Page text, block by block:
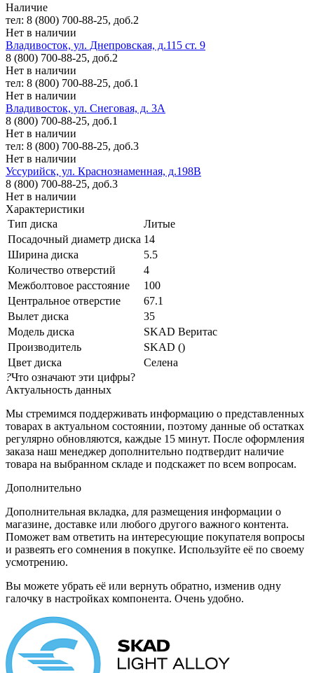
Наличие
тел: 8 (800) 700-88-25, доб.2
Нет в наличии
Владивосток, ул. Днепровская, д.115 ст. 9
8 (800) 700-88-25, доб.2
Нет в наличии
тел: 8 (800) 700-88-25, доб.1
Нет в наличии
Владивосток, ул. Снеговая, д. 3А
8 (800) 700-88-25, доб.1
Нет в наличии
тел: 8 (800) 700-88-25, доб.3
Нет в наличии
Уссурийск, ул. Краснознаменная, д.198В
8 (800) 700-88-25, доб.3
Нет в наличии
Характеристики
Тип диска
Литые
Посадочный диаметр диска 14
Ширина диска
5.5
Количество отверстий
4
Межболтовое расстояние
100
Центральное отверстие
67.1
Вылет диска
35
Модель диска
SKAD Веритас
Производитель
SKAD ()
Цвет диска
Селена
?Что означают эти цифры?
Актуальность данных
Мы стремимся поддерживать информацию о представленных
товарах в актуальном состоянии, поэтому данные об остатках
регулярно обновляются, каждые 15 минут. После оформления
заказа наш менеджер дополнительно подтвердит наличие
товара на выбранном складе и подскажет по всем вопросам.
Дополнительно
Дополнительная вкладка, для размещения информации о
магазине, доставке или любого другого важного контента.
Поможет вам ответить на интересующие покупателя вопросы
и развеять его сомнения в покупке. Используйте её по своему
усмотрению.
Вы можете убрать её или вернуть обратно, изменив одну
галочку в настройках компонента. Очень удобно.